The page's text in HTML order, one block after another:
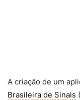
A criação de um
Brasileira de Sinais (